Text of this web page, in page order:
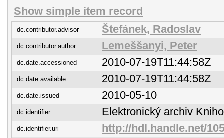
Show simple item record
dc.contributor.advisor Štefánek, Radoslav
dc.contributor.author Lemeššanyi, Peter
dc.date.accessioned 2010-07-19T11:44:58Z
dc.date.available 2010-07-19T11:44:58Z
dc.date.issued 2010-05-10
dc.identifier Elektronický archiv
dc.identifier.uri http://hdl.handle.net/